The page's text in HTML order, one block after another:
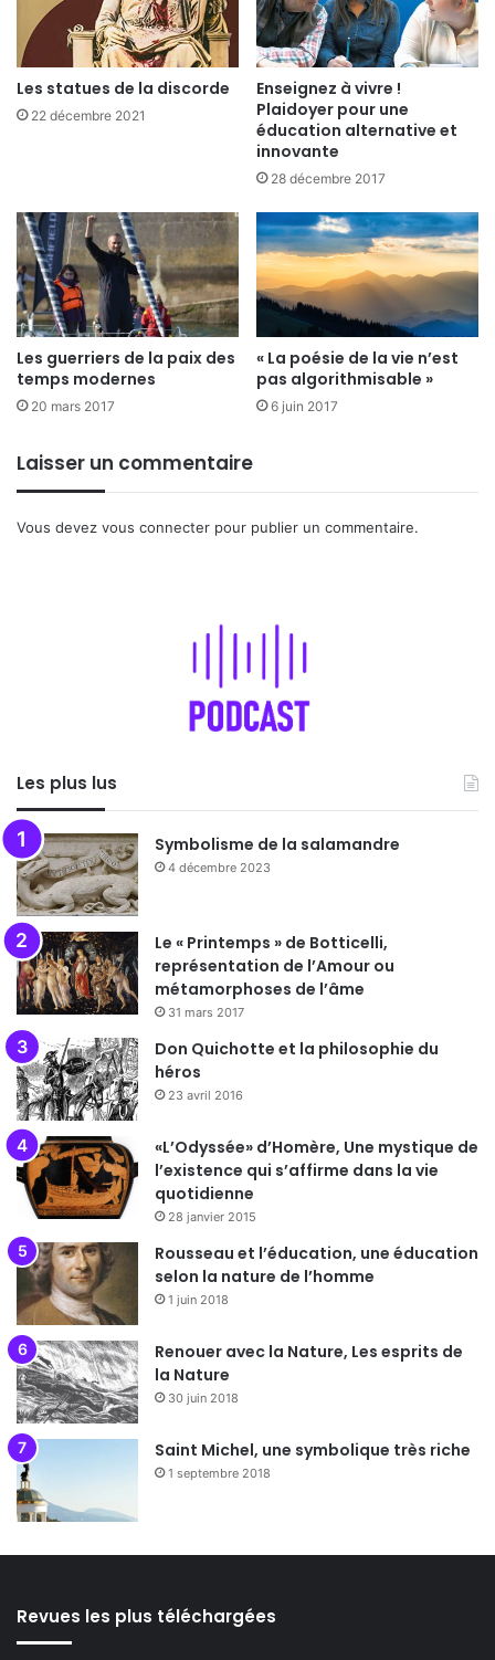
Les statues de la discorde
22 décembre 2021
Enseignez à vivre !
Plaidoyer pour une
éducation alternative et
innovante
28 décembre 2017
Les guerriers de la paix des
temps modernes
20 mars 2017
« La poésie de la vie n’est
pas algorithmisable »
6 juin 2017
Laisser un commentaire
Vous devez vous connecter pour publier un commentaire.
Les plus lus
Symbolisme de la salamandre
4 décembre 2023
Le « Printemps » de Botticelli,
représentation de l’Amour ou
métamorphoses de l’âme
31 mars 2017
Don Quichotte et la philosophie du
héros
23 avril 2016
«L’Odyssée» d’Homère, Une mystique de
l’existence qui s’affirme dans la vie
quotidienne
28 janvier 2015
Rousseau et l’éducation, une éducation
selon la nature de l’homme
1 juin 2018
Renouer avec la Nature, Les esprits de
la Nature
30 juin 2018
Saint Michel, une symbolique très riche
1 septembre 2018
Revues les plus téléchargées